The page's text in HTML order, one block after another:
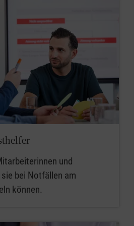
und
bei Notfällen am
können.